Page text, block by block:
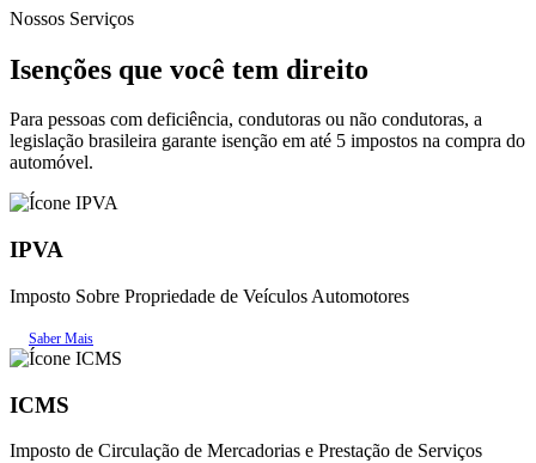
Nossos Serviços
Isenções que você tem direito
Para pessoas com deficiência, condutoras ou não condutoras, a
legislação brasileira garante isenção em até 5 impostos na compra do
automóvel.
IPVA
Imposto Sobre Propriedade de Veículos Automotores
Saber Mais
ICMS
Imposto de Circulação de Mercadorias e Prestação de Serviços